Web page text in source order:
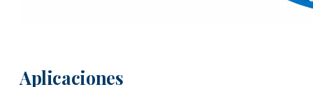
Aplicaciones